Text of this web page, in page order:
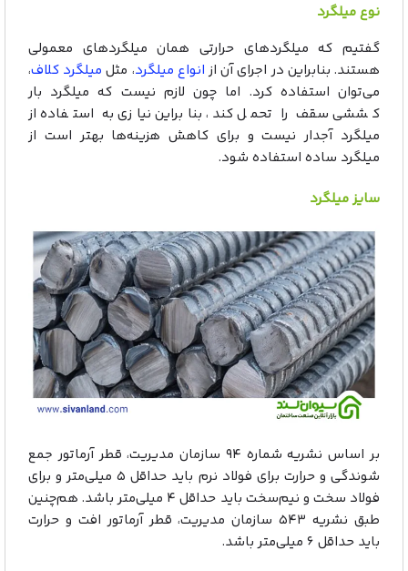
نوع میلگرد
گفتیم که میلگردهای حرارتی همان میلگردهای معمولی
هستند. بنابراین در اجرای آن از انواع میلگرد، مثلمیلگرد کلاف،
می‌توان استفاده کرد. اما چون لازم نیست که میلگرد بار
کششی سقف را تحمل کند، بنابراین نیازی به استفاده از
میلگرد آجدار نیست و برای کاهش هزینه‌ها بهتر است از
میلگرد ساده استفاده شود.
سایز میلگرد
بر اساس نشریه شماره ۹۴ سازمان مدیریت، قطر آرماتور جمع
شوندگی و حرارت برای فولاد نرم باید حداقل ۵ میلی‌متر و برای
فولاد سخت و نیم‌سخت باید حداقل ۴ میلی‌متر باشد. هم‌چنین
طبق نشریه ۵۴۳ سازمان مدیریت، قطر آرماتور افت و حرارت
باید حداقل ۶ میلی‌متر باشد.